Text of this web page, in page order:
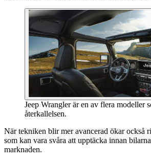
Jeep Wrangler är en av flera modeller
återkallelsen.
När tekniken blir mer avancerad ökar också
som kan vara svåra att upptäcka innan
marknaden.